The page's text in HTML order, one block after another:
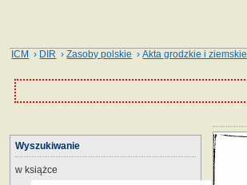
ICM › DIR ›Zasoby polskie ›Akta grodzkie i ziemskie
Wyszukiwanie
w książce